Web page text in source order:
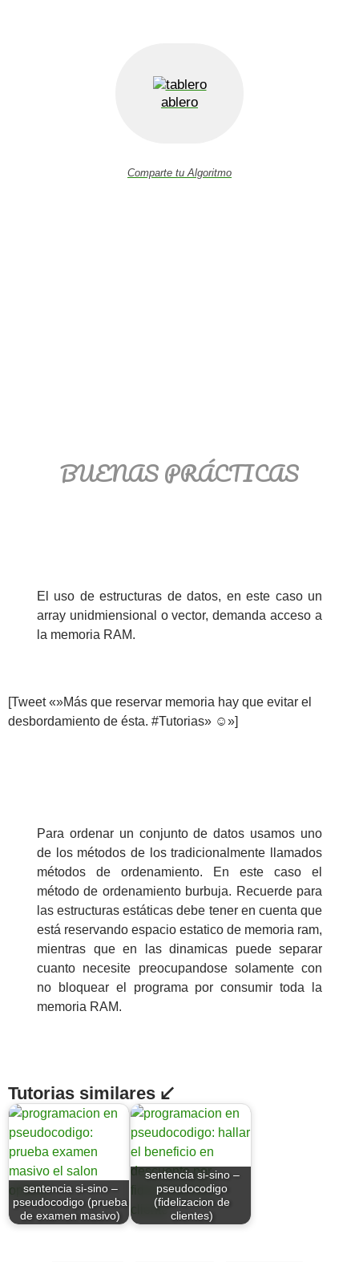
ablero
Comparte tu Algoritmo
BUENAS PRÁCTICAS
El uso de estructuras de datos, en este caso un
array unidmiensional o vector, demanda acceso a
la memoria RAM.
[Tweet «»Más que reservar memoria hay que evitar el
desbordamiento de ésta. #Tutorias» ☺»]
Para ordenar un conjunto de datos usamos uno
de los métodos de los tradicionalmente llamados
métodos de ordenamiento. En este caso el
método de ordenamiento burbuja. Recuerde para
las estructuras estáticas debe tener en cuenta que
está reservando espacio estatico de memoria ram,
mientras que en las dinamicas puede separar
cuanto necesite preocupandose solamente con
no bloquear el programa por consumir toda la
memoria RAM.
Tutorias similares ↙
sentencia si-sino –
pseudocodigo (prueba
de examen masivo)
sentencia si-sino –
pseudocodigo
(fidelizacion de
clientes)